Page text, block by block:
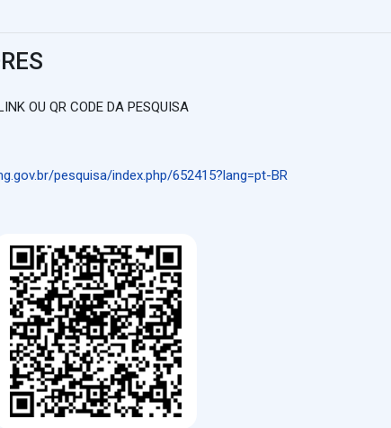
LINK OU QR CODE DA PESQUISA
pesquisa/index.php/652415?lang=pt-BR